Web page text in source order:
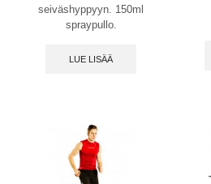
seiväshyppyyn. 150ml
spraypullo.
LUE LISÄÄ